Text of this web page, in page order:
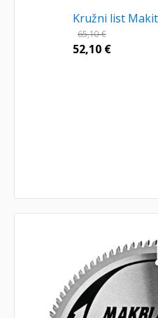
Kružni list
65,10€
52,10 €